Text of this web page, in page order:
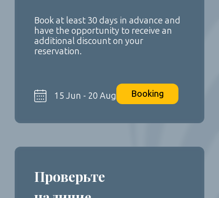
Book at least 30 days in advance and
have the opportunity to receive an
additional discount on your
reservation.
15 Jun - 20 Aug Booking
Проверьте